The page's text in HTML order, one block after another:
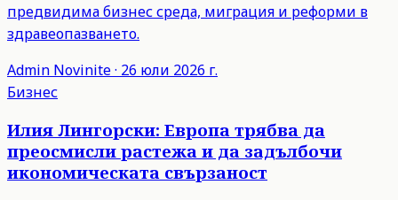
предвидима бизнес среда, миграция и реформи в
здравеопазването.
Admin Novinite· 26 юли 2026 г.
Бизнес
Илия Лингорски: Европа трябва да
преосмисли растежа и да задълбочи
икономическата свързаност